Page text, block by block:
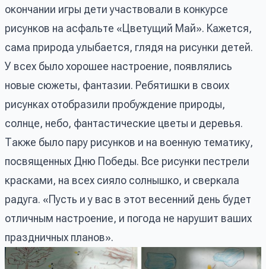
окончании игры дети участвовали в конкурсе
рисунков на асфальте «Цветущий Май». Кажется,
сама природа улыбается, глядя на рисунки детей.
У всех было хорошее настроение, появлялись
новые сюжеты, фантазии. Ребятишки в своих
рисунках отобразили пробуждение природы,
солнце, небо, фантастические цветы и деревья.
Также было пару рисунков и на военную тематику,
посвященных Дню Победы. Все рисунки пестрели
красками, на всех сияло солнышко, и сверкала
радуга. «Пусть и у вас в этот весенний день будет
отличным настроение, и погода не нарушит ваших
праздничных планов».